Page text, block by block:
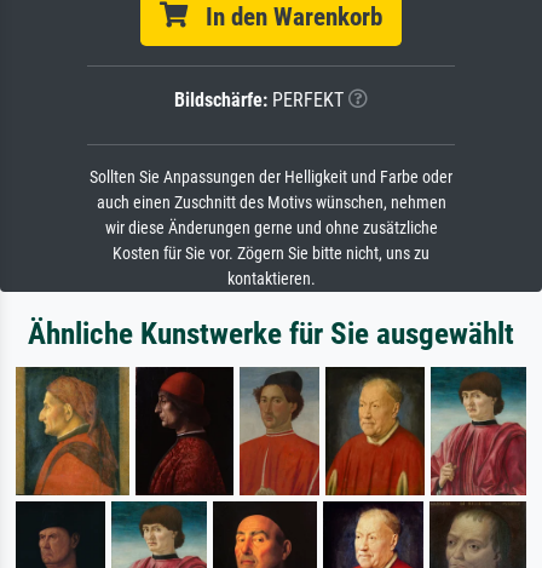
In den Warenkorb
Bildschärfe: PERFEKT
Sollten Sie Anpassungen der Helligkeit und Farbe oder
auch einen Zuschnitt des Motivs wünschen, nehmen
wir diese Änderungen gerne und ohne zusätzliche
Kosten für Sie vor. Zögern Sie bitte nicht, uns zu
kontaktieren.
Ähnliche Kunstwerke für Sie ausgewählt